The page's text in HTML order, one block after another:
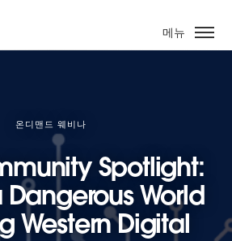
메뉴
온디맨드 웨비나
Spotlight:
World
Western Digital